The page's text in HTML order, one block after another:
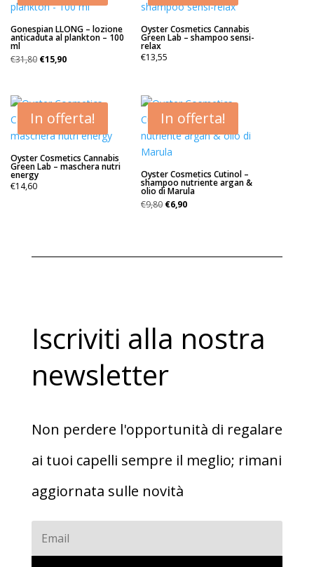
Gonespian LLONG – lozione
anticaduta al plankton – 100
ml
€31,80 Il
era:
€31,80.
€15,90Il
€15,90.
Oyster Cosmetics Cannabis
Green Lab – shampoo sensi-
relax
€13,55
In offerta!
Oyster Cosmetics Cannabis
Green Lab – maschera nutri
energy
€14,60
In offerta!
Oyster Cosmetics Cutinol –
shampoo nutriente argan &
olio di Marula
€9,80 Il
€9,80.
€6,90Il
€6,90.
Iscriviti alla nostra
newsletter
Non perdere l'opportunità di regalare
ai tuoi capelli sempre il meglio; rimani
aggiornata sulle novità